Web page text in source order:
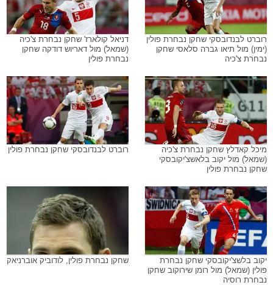
רוברט לבנדובסקי שחקן נבחרת פולין
(ימין) מול תיאו גברה סלאסי שחקן
נבחרת צ'כיה
דניאל קולארז' שחקן נבחרת צ'כיה
(שמאל) מול דאריוש דודקה שחקן
נבחרת פולין
מיכל קאדלץ שחקן נבחרת צ'כיה
(שמאל) מול יקוב בלאשצ'יקובסקי
שחקן נבחרת פולין
רוברט לבנדובסקי שחקן נבחרת פולין
יקוב בלשצ'יקובסקי שחקן נבחרת
פולין (שמאל) מול רומן שירוקוב שחקן
נבחרת רוסיה
שחקן נבחרת פולין, לודוביק אוברניאק